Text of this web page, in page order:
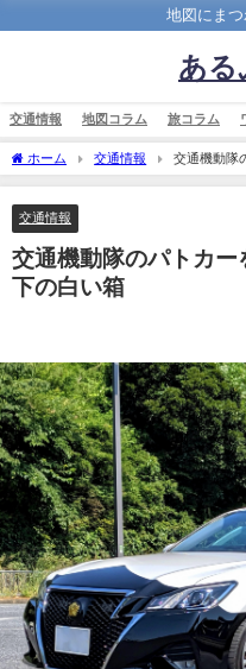
地図にま
ある
交通情報 地図コラム 旅コラム
ホーム 交通情報
交通機動隊
箱
交通情報
交通機動隊のパトカ
下の白い箱